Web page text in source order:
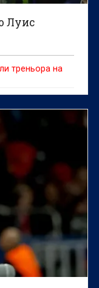
Луис
треньора на